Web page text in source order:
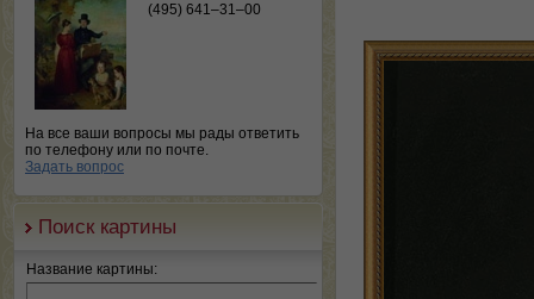
(495) 641–31–00
На все ваши вопросы мы рады ответить
по телефону или по почте.
Задать вопрос
Поиск картины
Название картины: